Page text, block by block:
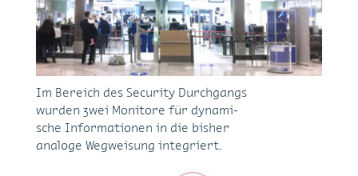
Im Be­reich des Se­cu­ri­ty Durch­gangs
wur­den zwei Mo­ni­to­re für dy­na­mi­
sche In­for­ma­tio­nen in die bis­her
ana­lo­ge Weg­wei­sung in­te­griert.